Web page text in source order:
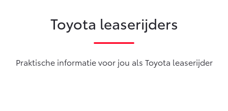
Onderhoud
Service & Onderhoud
Diensten
Toyota leaserijders
Praktische informatie voor jou als Toyota leaserijder